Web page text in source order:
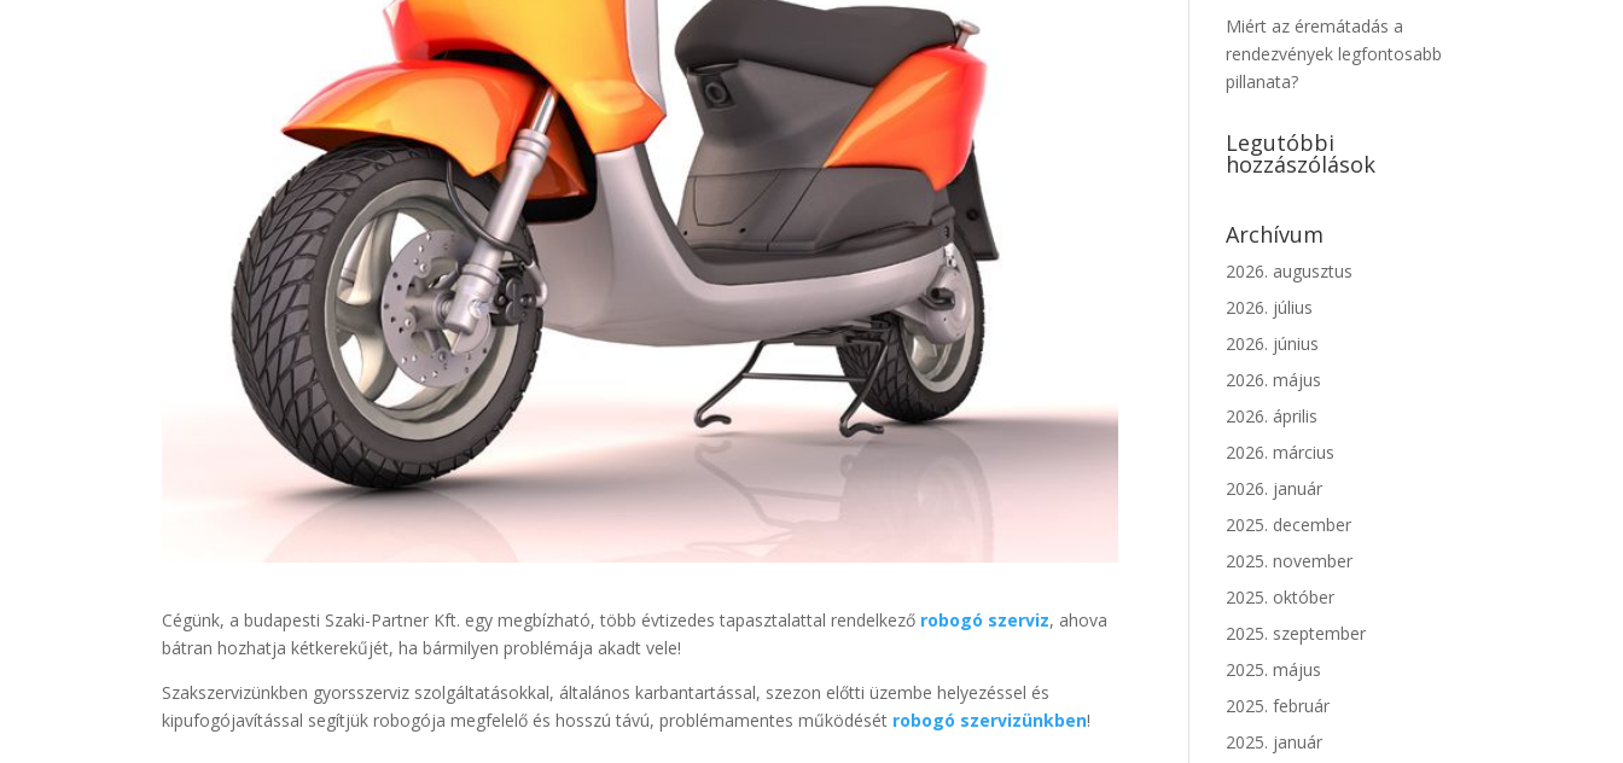
Cégünk, a budapesti Szaki-Partner Kft. egy megbízható, több évtizedes tapasztalattal rendelkező robogó szerviz, ahova
bátran hozhatja kétkerekűjét, ha bármilyen problémája akadt vele!
Szakszervizünkben gyorsszerviz szolgáltatásokkal, általános karbantartással, szezon előtti üzembe helyezéssel és
kipufogójavítással segítjük robogója megfelelő és hosszú távú, problémamentes működését robogó szervizünkben!
Miért az éremátadás a
rendezvények legfontosabb
pillanata?
Legutóbbi
hozzászólások
Archívum
2026. augusztus
2026. július
2026. június
2026. május
2026. április
2026. március
2026. január
2025. december
2025. november
2025. október
2025. szeptember
2025. május
2025. február
2025. január